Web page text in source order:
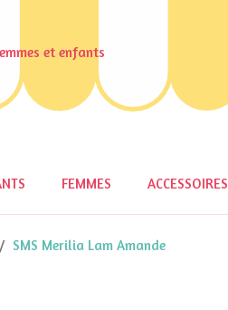
et enfants
FEMMES ACCESSOIRES
SMS Merilia Lam Amande